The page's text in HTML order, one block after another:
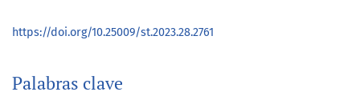
Palabras clave
https://doi.org/10.25009/st.2023.28.2761